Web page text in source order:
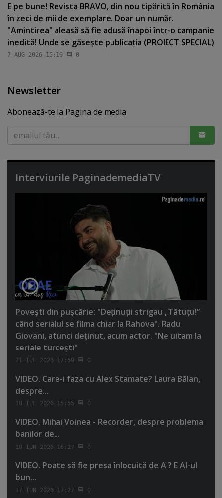
E pe bune! Revista BRAVO, din nou tipărită în România
în zeci de mii de exemplare. Doar un număr.
"Amintirea" aleasă să fie adusă înapoi într-o campanie
inedită! Unde se găseşte publicaţia (PROIECT SPECIAL)
7 AUG 2026 15:19 0
Newsletter
Abonează-te la Pagina de media
Interviurile PaginademediaTV
Poveşti din puşcărie: "Deţinuţii strigau „Tătuţu!”
când serialul se filma chiar la Rahova". Radu
Giovani, atunci deţinut, acum actor. "Ne uitam la
seriale turceşti"
21 IUL 2026 17:59 0
VIDEO. Care-i faza cu Alex Stamate? Laura Bălan,
despre...
18 IUL 2026 15:55 0
VIDEO. Mihai Voinea - Recorder, despre problema
banilor de...
18 IUN 2026 16:27 0
VIDEO. Poate să fie presa înlocuită de AI? E AI-ul
bun...
17 IUN 2026 17:27 0